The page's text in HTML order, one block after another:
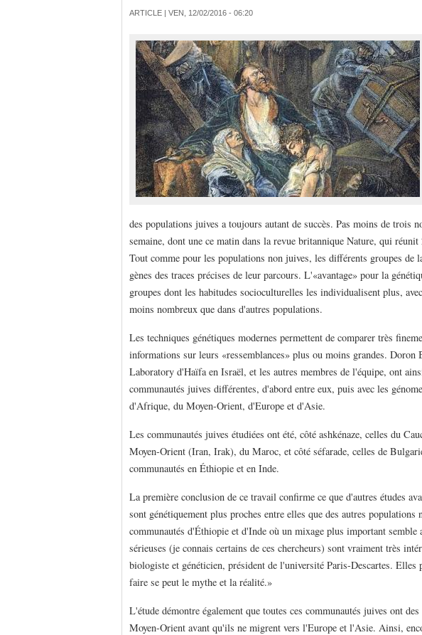
ARTICLE | VEN, 12/02/2016 - 06:20
des populations juives a toujours autant de succès. Pas moins de trois
semaine, dont une ce matin dans la revue britannique Nature, qui
Tout comme pour les populations non juives, les différents groupes de
gènes des traces précises de leur parcours. L'«avantage» pour la
groupes dont les habitudes socioculturelles les individualisent plus,
moins nombreux que dans d'autres populations.
Les techniques génétiques modernes permettent de comparer très
informations sur leurs «ressemblances» plus ou moins grandes. Doron
Laboratory d'Haïfa en Israël, et les autres membres de l'équipe, ont
communautés juives différentes, d'abord entre eux, puis avec les
d'Afrique, du Moyen-Orient, d'Europe et d'Asie.
Les communautés juives étudiées ont été, côté ashkénaze, celles du
Moyen-Orient (Iran, Irak), du Maroc, et côté séfarade, celles de
communautés en Éthiopie et en Inde.
La première conclusion de ce travail confirme ce que d'autres études
sont génétiquement plus proches entre elles que des autres populations
communautés d'Éthiopie et d'Inde où un mixage plus important semble
sérieuses (je connais certains de ces chercheurs) sont vraiment très
biologiste et généticien, président de l'université Paris-Descartes. Elles
faire se peut le mythe et la réalité.»
L'étude démontre également que toutes ces communautés juives ont
Moyen-Orient avant qu'ils ne migrent vers l'Europe et l'Asie. Ainsi,